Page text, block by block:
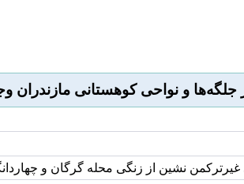
نشین از زنگی محله گرگان و